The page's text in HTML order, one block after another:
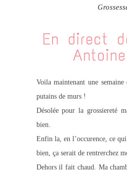
En direct
Voila maintenant une
putains de murs !
Désolée pour la grossiereté
bien.
Enfin la, en l’occurence, ce
bien, ça serait de rentrerchez
Dehors il fait chaud. Ma